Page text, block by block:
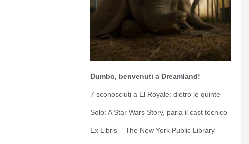
Dumbo, benvenuti a Dreamland!
7 sconosciuti a El Royale: dietro le quinte
Solo: A Star Wars Story, parla il cast tecnico
Ex Libris – The New York Public Library